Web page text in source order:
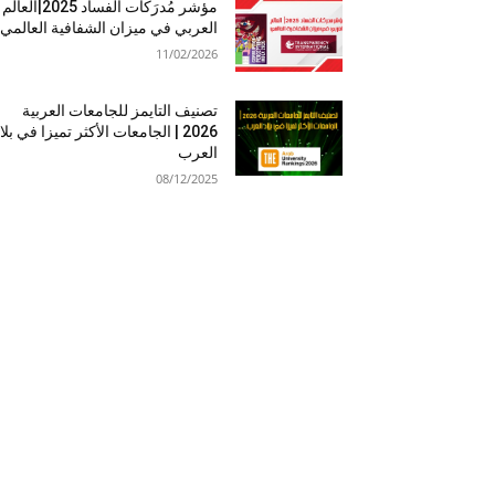
مؤشر مُدرَكات الفساد 2025|العالم
العربي في ميزان الشفافية العالمي
11/02/2026
تصنيف التايمز للجامعات العربية
2026 | الجامعات الأكثر تميزا في
العرب
08/12/2025